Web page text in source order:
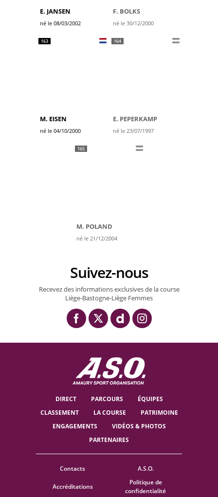
E. JANSEN
né le 08/03/2002
F. BOLKS
né le 30/12/2000
163
M. EISEN
né le 04/10/2000
164
E. PEPERKAMP
né le 23/07/1997
165
M. POLAND
né le 21/12/2004
Suivez-nous
Recevez des informations exclusives de la course
Liège-Bastogne-Liège Femmes
DIRECT PARCOURS
ÉQUIPES
CLASSEMENT
LA COURSE
PATRIMOINE
ENGAGEMENTS
VIDÉOS & PHOTOS
PARTENAIRES
Contacts A.S.O.
Accréditations
Politique de
confidentialité